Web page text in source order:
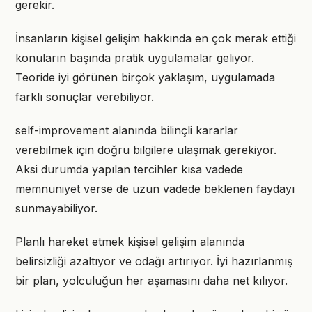
gerekir.
İnsanların kişisel gelişim hakkında en çok merak ettiği
konuların başında pratik uygulamalar geliyor.
Teoride iyi görünen birçok yaklaşım, uygulamada
farklı sonuçlar verebiliyor.
self-improvement alanında bilinçli kararlar
verebilmek için doğru bilgilere ulaşmak gerekiyor.
Aksi durumda yapılan tercihler kısa vadede
memnuniyet verse de uzun vadede beklenen faydayı
sunmayabiliyor.
Planlı hareket etmek kişisel gelişim alanında
belirsizliği azaltıyor ve odağı artırıyor. İyi hazırlanmış
bir plan, yolculuğun her aşamasını daha net kılıyor.